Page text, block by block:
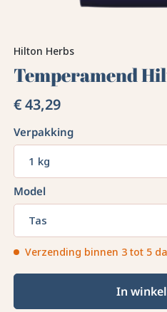
Hilton Herbs
Temperamend
€ 43,29
Verpakking
1 kg
Model
Tas
Verzending binnen 3 tot 5
In